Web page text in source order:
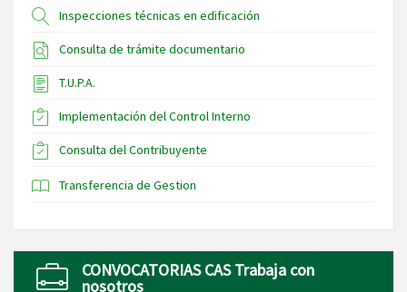
Inspecciones técnicas en edificación
Consulta de trámite documentario
T.U.P.A.
Implementación del Control Interno
Consulta del Contribuyente
Transferencia de Gestion
CONVOCATORIAS CAS Trabaja con
nosotros